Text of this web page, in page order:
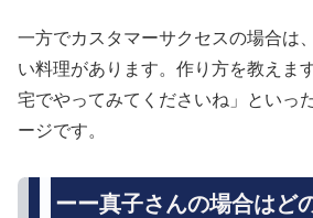
一方でカスタマーサクセスの場合は
い料理があります。作り方を教えま
宅でやってみてくださいね」といっ
ージです。
ーー真子さんの場合はど